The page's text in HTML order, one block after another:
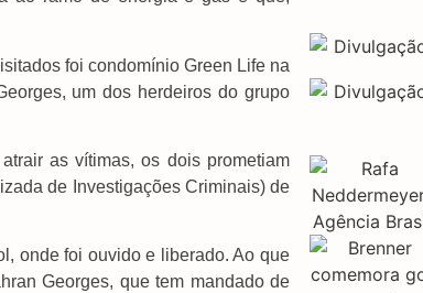
foi condomínio Green Life na
um dos herdeiros do grupo
as vítimas, os dois prometiam
de Investigações Criminais) de
onde foi ouvido e liberado. Ao que
Georges, que tem mandado de